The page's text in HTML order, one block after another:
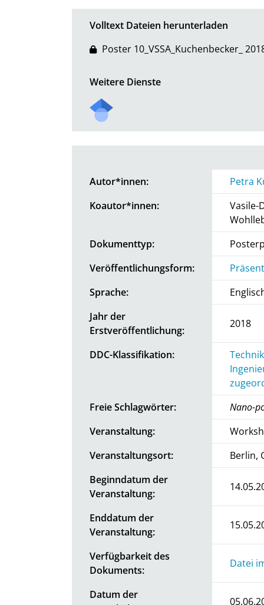
Volltext Dateien herunterladen
Poster 10_VSSA_Kuchenbecker_
Weitere Dienste
Autor*innen:
Petra
Koautor*innen:
Vasile-
Dokumenttyp:
Veröffentlichungsform:
Sprache:
Jahr der
Erstveröffentlichung:
2018
DDC-Klassifikation:
Freie Schlagwörter:
Nano-
Veranstaltung:
Veranstaltungsort:
Berlin,
Beginndatum der
Veranstaltung:
Enddatum der
Veranstaltung:
Verfügbarkeit des
Dokuments:
Datei
Datum der